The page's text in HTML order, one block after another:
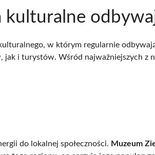
kulturalne
w którym regularnie
jak i turystów. Wśród najważniejszych z
do lokalnej społeczności. Muzeum